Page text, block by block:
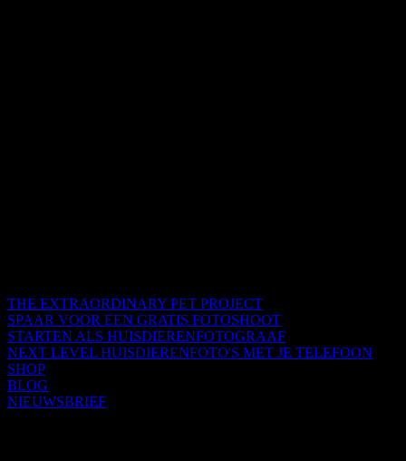
THE EXTRAORDINARY PET PROJECT
SPAAR VOOR EEN GRATIS FOTOSHOOT
STARTEN ALS HUISDIERENFOTOGRAAF
NEXT LEVEL HUISDIERENFOTO'S MET JE TELEFOON
SHOP
BLOG
NIEUWSBRIEF